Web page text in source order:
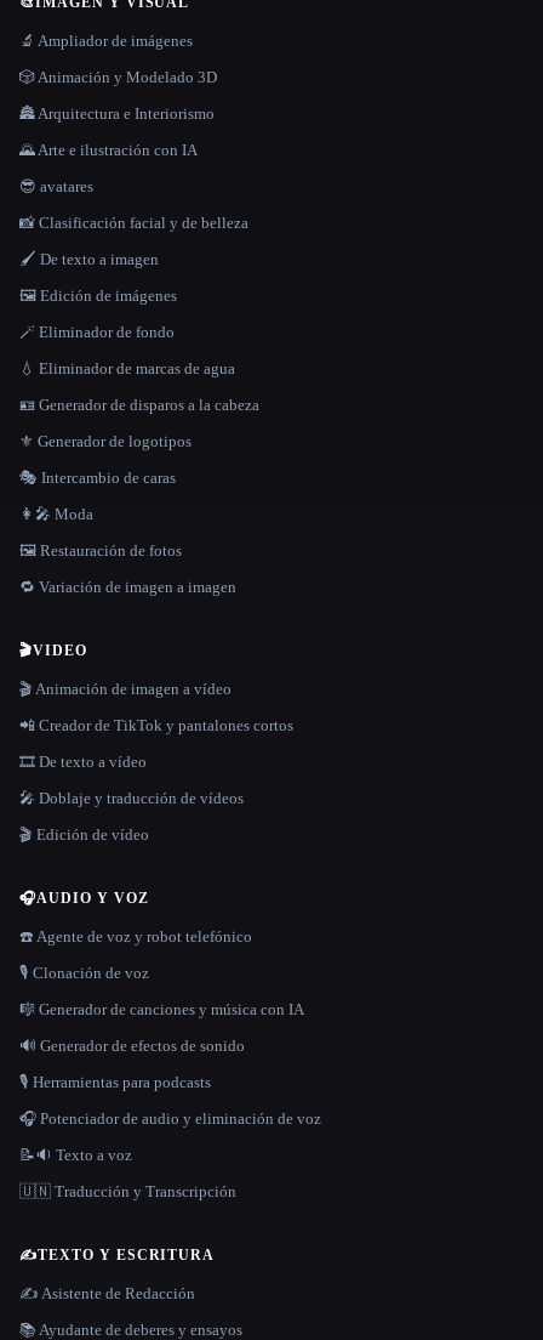
🔬 Ampliador de imágenes
🎲 Animación y Modelado 3D
🏯 Arquitectura e Interiorismo
🌄 Arte e ilustración con IA
😎 avatares
📸 Clasificación facial y de belleza
🖌️ De texto a imagen
🖼️ Edición de imágenes
🪄 Eliminador de fondo
💧 Eliminador de marcas de agua
🪪 Generador de disparos a la cabeza
⚜️ Generador de logotipos
🎭 Intercambio de caras
👩‍🎤 Moda
🖼️ Restauración de fotos
🔁 Variación de imagen a imagen
🎬VIDEO
🎬 Animación de imagen a vídeo
📲 Creador de TikTok y pantalones cortos
🎞️ De texto a vídeo
🎤 Doblaje y traducción de vídeos
🎬 Edición de vídeo
🎧AUDIO Y VOZ
☎️ Agente de voz y robot telefónico
🎙️ Clonación de voz
🎼 Generador de canciones y música con IA
🔊 Generador de efectos de sonido
🎙️ Herramientas para podcasts
🎧 Potenciador de audio y eliminación de voz
📝🔉 Texto a voz
🇺🇳 Traducción y Transcripción
✍️TEXTO Y ESCRITURA
✍️ Asistente de Redacción
📚 Ayudante de deberes y ensayos